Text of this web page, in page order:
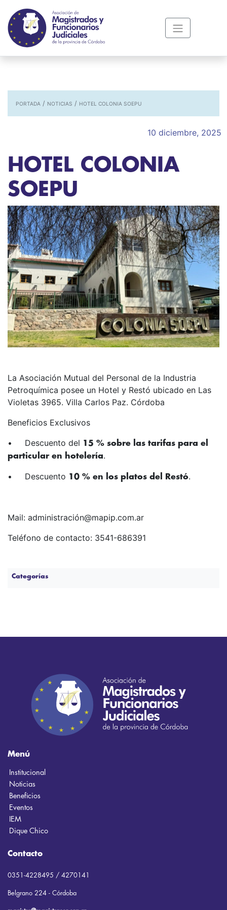
PORTADA / NOTICIAS / HOTEL COLONIA SOEPU
10 diciembre, 2025
HOTEL COLONIA
SOEPU
La Asociación Mutual del Personal de la Industria
Petroquímica posee un Hotel y Restó ubicado en Las
Violetas 3965. Villa Carlos Paz. Córdoba
Beneficios Exclusivos
• Descuento del 15 % sobre las tarifas para el
particular en hotelería.
• Descuento 10 % en los platos del Restó.
Mail: administración@mapip.com.ar
Teléfono de contacto: 3541-686391
Categorías
Menú
Institucional
Noticias
Beneficios
Eventos
IEM
Dique Chico
Contacto
0351-4228495 / 4270141
Belgrano 224 - Córdoba